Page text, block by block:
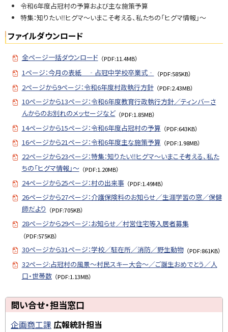
当
窓
令和6年度占冠村の予算および主な施策予算
特集：知りたい‼ヒグマ～いまこそ考える、私たちの「ヒグマ情報」～
ファイルダウンロード
全ページ一括ダウンロード （PDF:11.4MB）
1ページ：今月の表紙 ‐占冠中学校卒業式‐ （PDF:585KB）
2ページから9ページ：令和6年度村政執行方針 （PDF:2.43MB）
10ページから13ページ：令和6年度教育行政執行方針／ティンバーさ
んからのお別れのメッセージなど （PDF:1.85MB）
14ページから15ページ：令和6年度占冠村の予算 （PDF:643KB）
16ページから21ページ：令和6年度主な施策予算 （PDF:1.98MB）
22ページから23ページ：特集：知りたい‼ヒグマ～いまこそ考える、私た
ちの「ヒグマ情報」～ （PDF:1.20MB）
24ページから25ページ：村の出来事 （PDF:1.49MB）
26ページから27ページ：介護保険料のお知らせ／生涯学習の窓／保健
師だより （PDF:705KB）
28ページから29ページ：お知らせ／村営住宅等入居者募集
（PDF:575KB）
30ページから31ページ：学校／駐在所／消防／野生動物 （PDF:861KB）
32ページ:占冠村の風景～村民スキー大会～／ご誕生おめでとう／人
口・世帯数 （PDF:1.13MB）
ッ
プ
問い合せ・担当窓口
企画商工課 広報統計担当